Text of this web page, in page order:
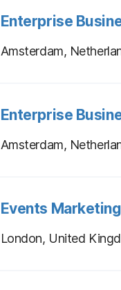
Enterprise
Amsterdam,
Enterprise
Amsterdam,
Events
London, United